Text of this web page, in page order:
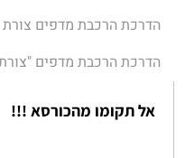
הדרכת הרכבת מדפים
הדרכת הרכבת מדפים
אל תקומו מהכורסא !!!